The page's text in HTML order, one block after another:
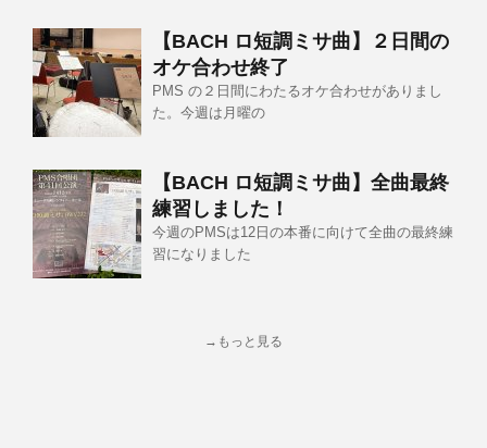
【BACH ロ短調ミサ曲】２日間の
オケ合わせ終了
PMS の２日間にわたるオケ合わせがありまし
た。今週は月曜の
【BACH ロ短調ミサ曲】全曲最終
練習しました！
今週のPMSは12日の本番に向けて全曲の最終練
習になりました
→もっと見る